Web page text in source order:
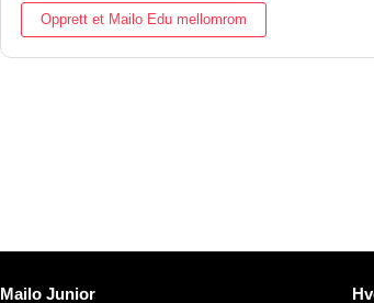
Opprett et Mailo Edu mellomrom
Oppdag Mailo
Mailo Junior